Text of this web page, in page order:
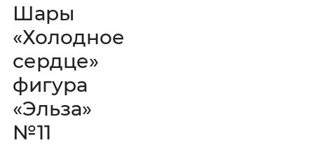
Шары
«Холодное
сердце»
фигура
«Эльза»
№11